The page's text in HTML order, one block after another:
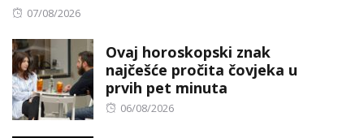
Posted
07/08/2026
Ovaj horoskopski znak
najčešće pročita čovjeka u
prvih pet minuta
Posted
06/08/2026